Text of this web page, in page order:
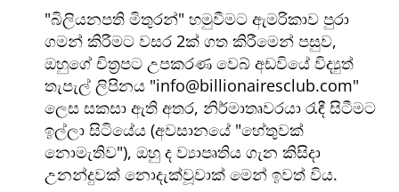
බිලියනපති මිතුරන් හමුවීමට ඇමරිකාව පුරා
ගමන් කිරීමට වසර 2ක් ගත කිරීමෙන් පසුව,
ඔහුගේ චිත්‍රපට උපකරණ වෙබ් අඩවියේ විද්‍යුත්
තැපැල් ලිපිනය info@billionairesclub.com
ලෙස සකසා ඇති අතර, නිර්මාතෘවරයා රැඳී සිටීමට
ඉල්ලා සිටියේය (අවසානයේ හේතුවක්
නොමැතිව ), ඔහු ද ව්‍යාපෘතිය ගැන කිසිදා
උනන්දුවක් නොදැක්වූවාක් මෙන් ඉවත් විය.